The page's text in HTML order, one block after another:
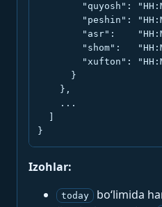
"quyosh":
"peshin":
"asr":
"shom":
"xufton":
      }
    },
    ...
}
Izohlar:
today bo‘limida